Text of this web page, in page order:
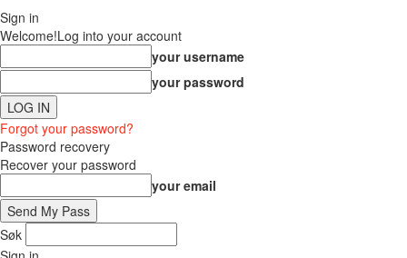
Sign in
Welcome!Log into your account
your username
your password
Forgot your password?
Password recovery
Recover your password
your email
Søk